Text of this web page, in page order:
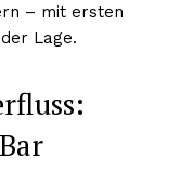
– mit ersten
Lage.